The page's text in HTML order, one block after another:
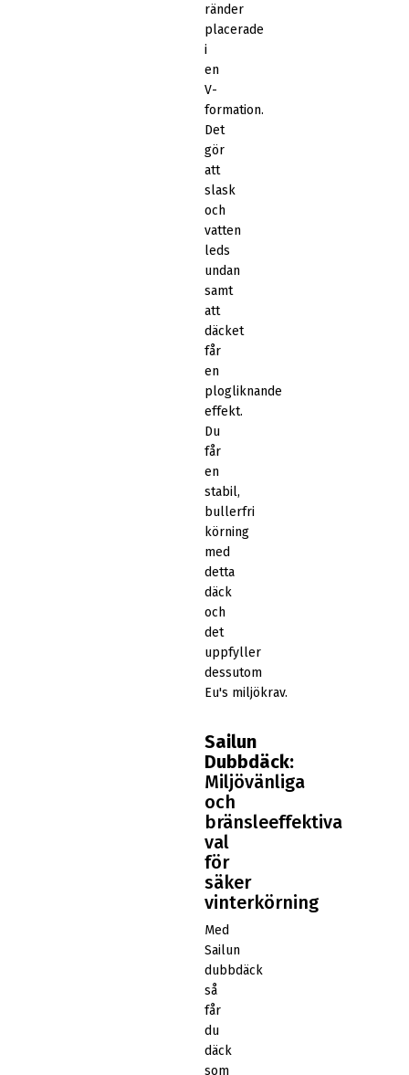
ränder
placerade
i
en
V-
formation.
Det
gör
att
slask
och
vatten
leds
undan
samt
att
däcket
får
en
plogliknande
effekt.
Du
får
en
stabil,
bullerfri
körning
med
detta
däck
och
det
uppfyller
dessutom
Eu's miljökrav.
Sailun
Dubbdäck:
Miljövänliga
och
bränsleeffektiva
val
för
säker
vinterkörning
Med
Sailun
dubbdäck
så
får
du
däck
som